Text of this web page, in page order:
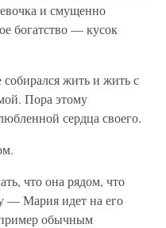
и смущенно
богатство — кусок
жить и жить с
Пора этому
сердца своего.
что она рядом, что
— Мария идет на его
обычным